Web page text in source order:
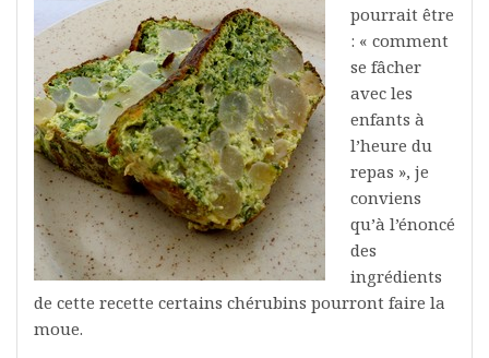
pourrait être
: « comment
se fâcher
avec les
enfants à
l’heure du
repas », je
conviens
qu’à l’énoncé
des
ingrédients
de cette recette certains chérubins pourront faire la
moue.